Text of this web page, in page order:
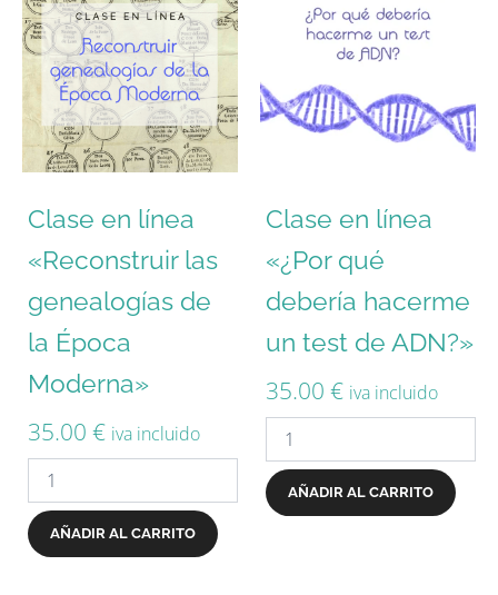
Clase en línea
«Reconstruir las
genealogías de
la Época
Moderna»
35.00 € iva incluido
AÑADIR AL CARRITO
Clase en línea
«¿Por qué
debería hacerme
un test de ADN?»
35.00 € iva incluido
AÑADIR AL CARRITO